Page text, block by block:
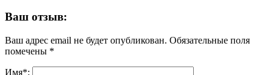
Ваш отзыв:
Ваш адрес email не будет опубликован. Обязательные поля
помечены *
Имя*: